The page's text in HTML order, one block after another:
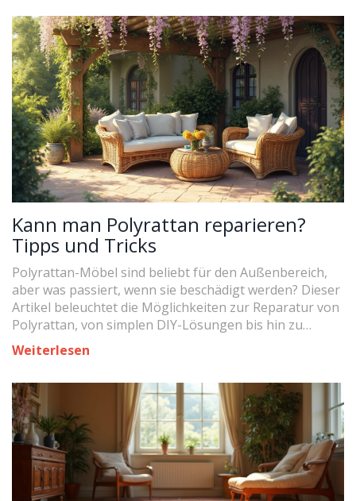
übernachtest, und welche modernen Gartenmöbel
dabei hilfreich sein können.
Kann man Polyrattan reparieren?
Tipps und Tricks
Polyrattan-Möbel sind beliebt für den Außenbereich,
aber was passiert, wenn sie beschädigt werden? Dieser
Artikel beleuchtet die Möglichkeiten zur Reparatur von
Polyrattan, von simplen DIY-Lösungen bis hin zu
professionellen Reparaturservices. Außerdem gibt er
hilfreiche Tipps zur Pflege und Wartung, damit Ihre
Ausbesserungen oder größere Schäden handelt, hier
erfahren Sie, was Sie tun können. Und falls Sie sich
fragen, wann es Zeit für eine Neuanschaffung ist, auch
dazu gibt es nützliche Hinweise.
Weiterlesen